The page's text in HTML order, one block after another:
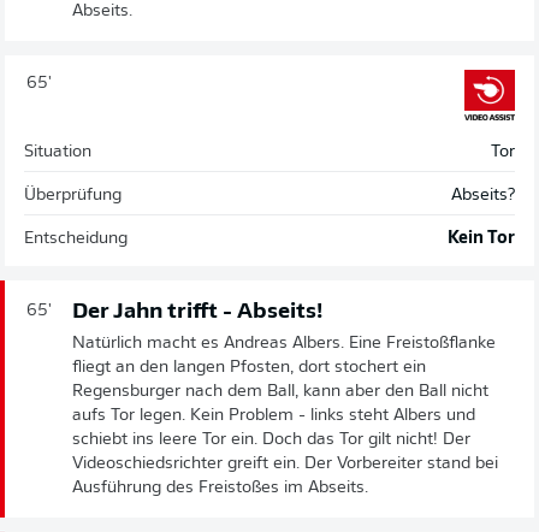
Abseits.
65'
Situation Tor
Überprüfung Abseits?
Entscheidung Kein Tor
65' Der Jahn trifft - Abseits!
Natürlich macht es Andreas Albers. Eine Freistoßflanke
fliegt an den langen Pfosten, dort stochert ein
Regensburger nach dem Ball, kann aber den Ball nicht
aufs Tor legen. Kein Problem - links steht Albers und
schiebt ins leere Tor ein. Doch das Tor gilt nicht! Der
Videoschiedsrichter greift ein. Der Vorbereiter stand bei
Ausführung des Freistoßes im Abseits.